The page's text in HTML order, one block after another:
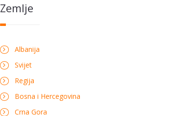
Zemlje
Albanija
Svijet
Regija
Bosna i Hercegovina
Crna Gora